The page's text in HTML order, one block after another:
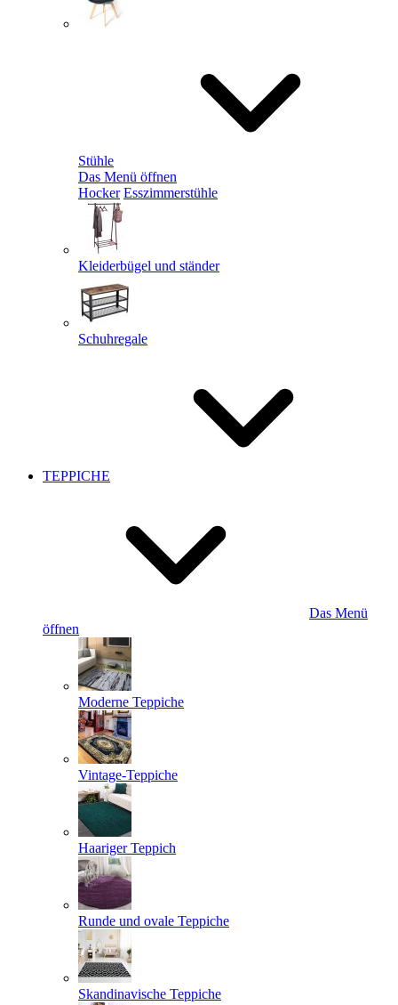
Stühle
Das Menü öffnen
Hocker Esszimmerstühle
Kleiderbügel und ständer
Schuhregale
TEPPICHE
Das Menü
öffnen
Moderne Teppiche
Vintage-Teppiche
Haariger Teppich
Runde und ovale Teppiche
Skandinavische Teppiche